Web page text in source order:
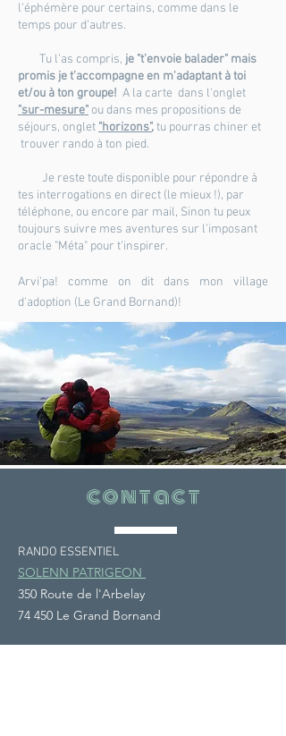
l'éphémère pour certains, comme dans le
temps pour d'autres.
Tu l’as compris, je "t’envoie balader" mais
promis je t’accompagne en m'adaptant à toi
et/ou à ton groupe! A la carte dans l'onglet
"sur-mesure" ou dans mes propositions de
séjours, onglet "horizons",tu pourras chiner et
trouver rando à ton pied.
Je reste toute disponible pour répondre à
tes interrogations en direct (le mieux !), par
téléphone, ou encore par mail, Sinon tu peux
toujours suivre mes aventures sur l’imposant
oracle "Méta" pour t’inspirer.
Arvi'pa! comme on dit dans mon village
d'adoption (Le Grand Bornand)!
contact
RANDO ESSENTIEL
SOLENN PATRIGEON
350 Route de l'Arbelay
74 450 Le Grand Bornand